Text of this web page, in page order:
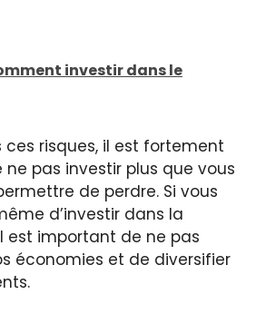
investir dans le
ces risques, il est fortement
pas investir plus que vous
de perdre. Si vous
d’investir dans la
est important de ne pas
économies et de diversifier